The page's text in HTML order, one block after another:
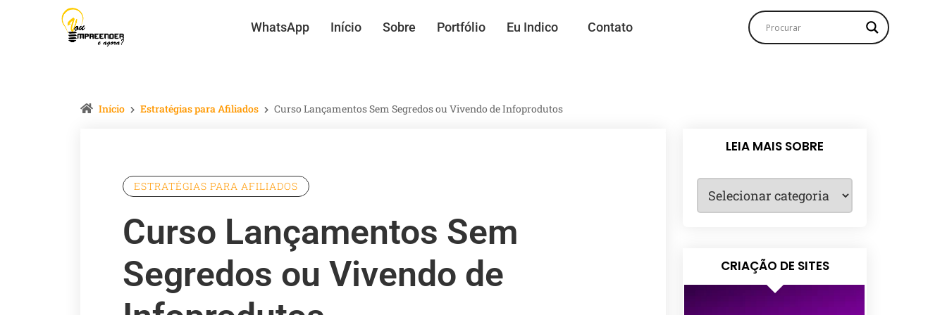
WhatsApp Início Sobre Portfólio Eu Indico Contato
Início Estratégias para Afiliados Curso Lançamentos Sem Segredos ou Vivendo de Infoprodutos
ESTRATÉGIAS PARA AFILIADOS
Curso Lançamentos Sem
Segredos ou Vivendo de
LEIA MAIS SOBRE
CRIAÇÃO DE SITES